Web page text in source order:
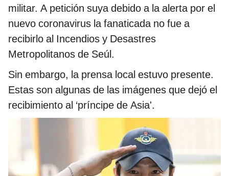
militar. A petición suya debido a la alerta por el
nuevo coronavirus la fanaticada no fue a
recibirlo al Incendios y Desastres
Metropolitanos de Seúl.
Sin embargo, la prensa local estuvo presente.
Estas son algunas de las imágenes que dejó el
recibimiento al ‘príncipe de Asia'.